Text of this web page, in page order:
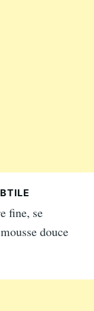
fine, se
douce